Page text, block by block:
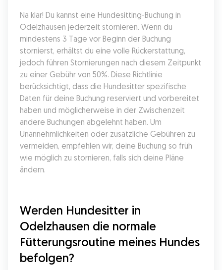
Na klar! Du kannst eine Hundesitting-Buchung in
Odelzhausen jederzeit stornieren. Wenn du
mindestens 3 Tage vor Beginn der Buchung
stornierst, erhältst du eine volle Rückerstattung,
jedoch führen Stornierungen nach diesem Zeitpunkt
zu einer Gebühr von 50%. Diese Richtlinie
berücksichtigt, dass die Hundesitter spezifische
Daten für deine Buchung reserviert und vorbereitet
haben und möglicherweise in der Zwischenzeit
andere Buchungen abgelehnt haben. Um
Unannehmlichkeiten oder zusätzliche Gebühren zu
vermeiden, empfehlen wir, deine Buchung so früh
wie möglich zu stornieren, falls sich deine Pläne
ändern.
Werden Hundesitter in
Odelzhausen die normale
Fütterungsroutine meines Hundes
befolgen?